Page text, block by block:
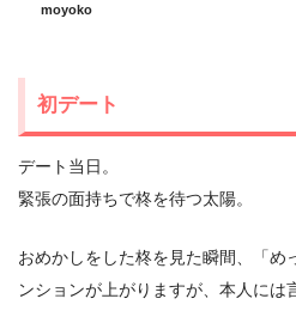
moyoko
初デート
デート当日。
緊張の面持ちで柊を待つ太陽。
おめかしをした柊を見た瞬間、「め
ンションが上がりますが、本人には